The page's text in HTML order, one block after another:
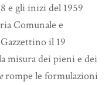
e gli inizi del 1959
Comunale e
il 19
misura dei pieni e dei
rompe le formulazioni